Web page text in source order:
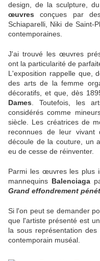
design, de la sculpture,
œuvres conçues par
Schiaparelli, Niki de Saint-
contemporaines.
J'ai trouvé les œuvres
ont la particularité de
L'exposition rappelle que,
des arts de la femme
décoratifs, et que, dès
Dames . Toutefois, les
considérés comme
siècle. Les créatrices de
reconnues de leur
découle de la couture, un
eu de cesse de réinventer.
Parmi les œuvresles plus
mannequins Balenciaga
Grand effondrement
Si l'on peut se demander
que l'artiste présenté est
la sous représentation
contemporain muséal.